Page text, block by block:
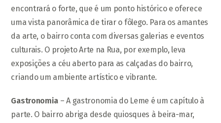
encontrará o forte, que é um ponto histórico e oferece
uma vista panorâmica de tirar o fôlego. Para os amantes
da arte, o bairro conta com diversas galerias e eventos
culturais. O projeto Arte na Rua, por exemplo, leva
exposições a céu aberto para as calçadas do bairro,
criando um ambiente artístico e vibrante.
Gastronomia – A gastronomia do Leme é um capítulo à
parte. O bairro abriga desde quiosques à beira-mar,